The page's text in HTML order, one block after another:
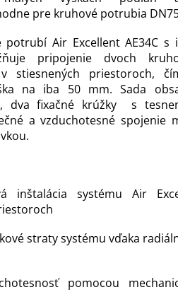
pre kruhové potrubia
potrubí Air Excellent AE34C s
pripojenie dvoch
stiesnených priestoroch,
na iba 50 mm. Sada
dva fixačné krúžky s
a vzduchotesné spojenie
inštalácia systému Air
straty systému vďaka
pomocou